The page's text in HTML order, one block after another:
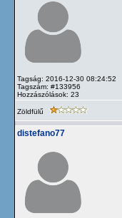
Tagság: 2016-12-30 08:24:52
Tagszám: #133956
Hozzászólások: 23
Zöldfülű
distefano77